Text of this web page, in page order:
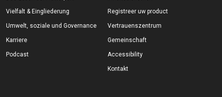
Vielfalt & Eingliederung
Umwelt, soziale und Governance
Karriere
Podcast
Registreer uw product
Vertrauenszentrum
Gemeinschaft
Accessibility
Kontakt